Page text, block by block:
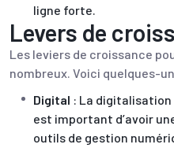
ligne forte.
Levers de
Les leviers de croissance
nombreux. Voici quelques-
Digital : La digitalisation
est important d’avoir
outils de gestion